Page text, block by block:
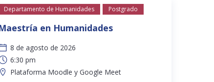
Departamento de Humanidades Postgrado
en Humanidades
8 de agosto de 2026
6:30 pm
Plataforma Moodle y Google Meet